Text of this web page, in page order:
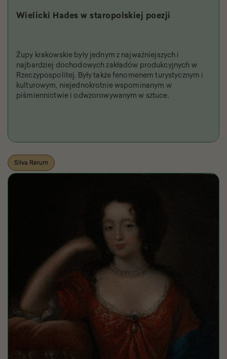
Wielicki Hades w staropolskiej poezji
Żupy krakowskie były jednym z najważniejszych i
najbardziej dochodowych zakładów produkcyjnych w
Rzeczypospolitej. Były także fenomenem turystycznym i
kulturowym, niejednokrotnie wspominanym w
piśmiennictwie i odwzorowywanym w sztuce.
Silva Rerum